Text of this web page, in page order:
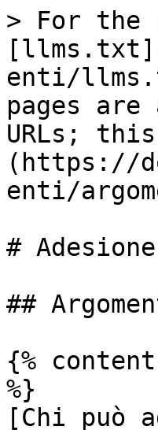
> For the
enti/
pages
URLs;
(https://
enti/
# Adesione
##
{%
%}
[Chi può